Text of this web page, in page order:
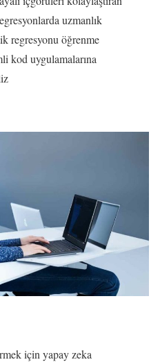
uzmanlık
regresyonu öğrenme
kod uygulamalarına
için yapay zeka